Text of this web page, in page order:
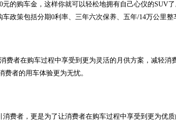
的购车金，这样你就可以轻松地拥有自己心仪的SUV
政策包括分期0利率、三年六次保养、五年/14万公里整
费者在购车过程中享受到更为灵活的月供方案，减轻消
费者的用车体验更为无忧。
费者，更是为了让消费者在购车过程中享受到更为优